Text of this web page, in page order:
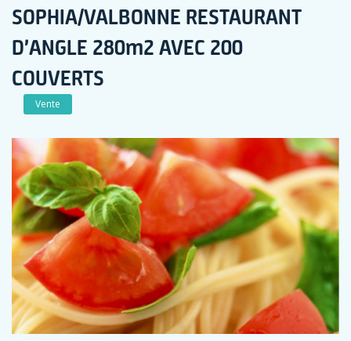
SOPHIA/VALBONNE RESTAURANT
D’ANGLE 280m2 AVEC 200
COUVERTS
Vente